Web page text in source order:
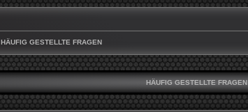
HÄUFIG GESTELLTE FRAGEN
HÄUFIG GESTELLTE FRAGEN